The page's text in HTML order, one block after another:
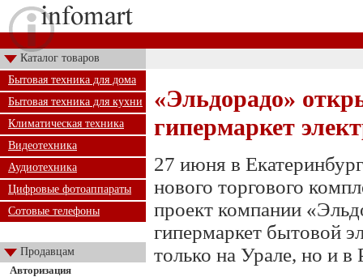
Каталог товаров
Бытовая техника для дома
Бытовая техника для кухни
Климатическая техника
Видеотехника
Аудиотехника
Цифровые фотоаппараты
Сотовые телефоны
Продавцам
Авторизация
«Эльдорадо»
гипермаркет
27 июня в
нового торгового
проект компании
гипермаркет бытовой
только на Урале, но и в